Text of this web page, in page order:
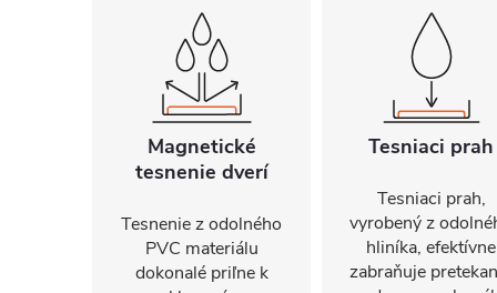
Magnetické
tesnenie dverí
Tesnenie z odolného
PVC materiálu
dokonalé priľne k
Tesniaci prah
Tesniaci prah,
vyrobený z
hliníka, efektívne
zabraňuje